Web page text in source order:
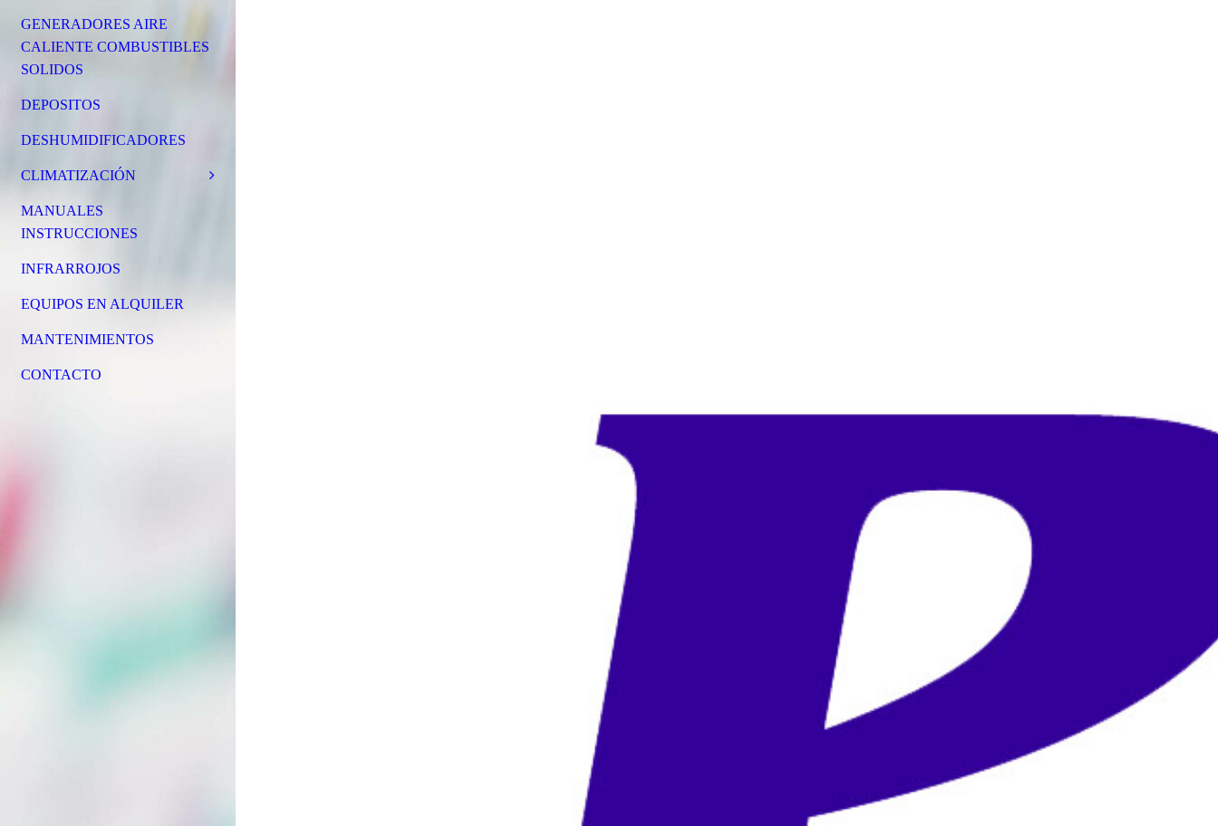
GENERADORES AIRE
CALIENTE COMBUSTIBLES
SOLIDOS
DEPOSITOS
DESHUMIDIFICADORES
CLIMATIZACIÓN
MANUALES
INSTRUCCIONES
INFRARROJOS
EQUIPOS EN ALQUILER
MANTENIMIENTOS
CONTACTO